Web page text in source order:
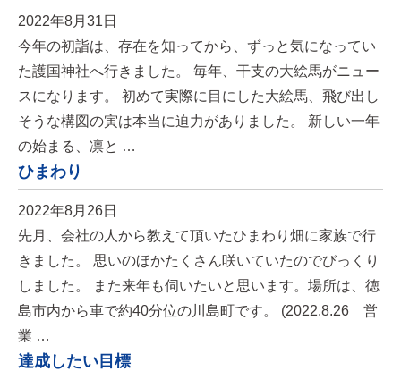
2022年8月31日
今年の初詣は、存在を知ってから、ずっと気になってい
た護国神社へ行きました。 毎年、干支の大絵馬がニュー
スになります。 初めて実際に目にした大絵馬、飛び出し
そうな構図の寅は本当に迫力がありました。 新しい一年
の始まる、凛と …
ひまわり
2022年8月26日
先月、会社の人から教えて頂いたひまわり畑に家族で行
きました。 思いのほかたくさん咲いていたのでびっくり
しました。 また来年も伺いたいと思います。場所は、徳
島市内から車で約40分位の川島町です。 (2022.8.26 営
業 …
達成したい目標